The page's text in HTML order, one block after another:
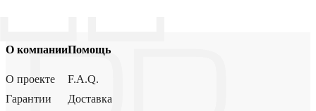
О компании
О проекте
Гарантии
Помощь
F.A.Q.
Доставка